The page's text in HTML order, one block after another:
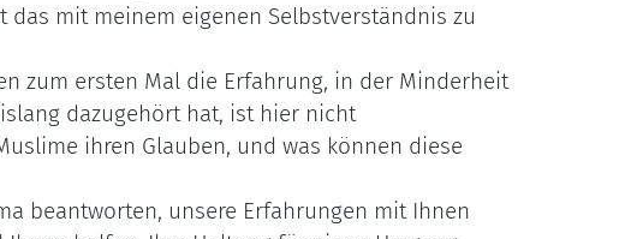
das mit meinem eigenen Selbstverständnis zu
zum ersten Mal die Erfahrung, in der Minderheit
dazugehört hat, ist hier nicht
ihren Glauben, und was können diese
beantworten, unsere Erfahrungen mit Ihnen